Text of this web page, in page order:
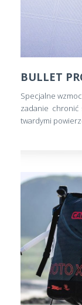
BULLET
Specjalne
zadanie chronić
twardymi